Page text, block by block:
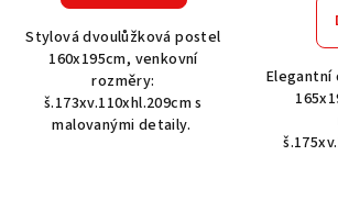
Stylová dvoulůžková postel
160x195cm, venkovní
rozměry:
š.173xv.110xhl.209cm s
malovanými detaily.